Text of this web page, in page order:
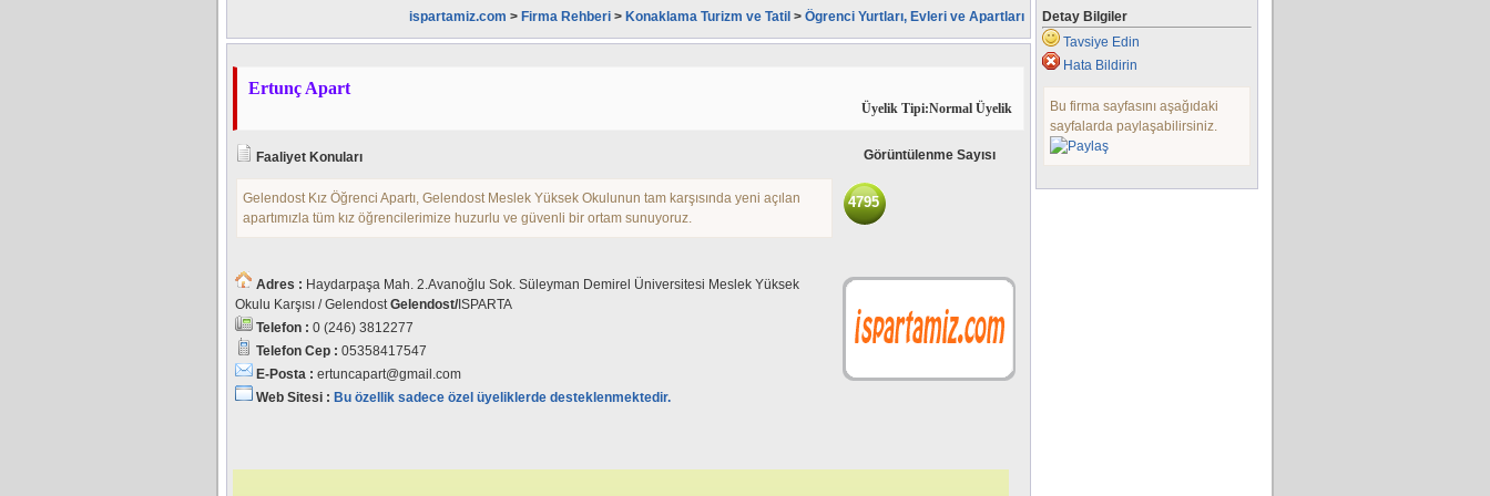
ispartamiz.com > Firma Rehberi > Konaklama Turizm ve Tatil > Ögrenci Yurtları, Evleri ve Apartları
Ertunç Apart
Üyelik Tipi:Normal Üyelik
Faaliyet Konuları
Gelendost Kız Öğrenci Apartı, Gelendost Meslek Yüksek Okulunun tam karşısında yeni açılan
apartımızla tüm kız öğrencilerimize huzurlu ve güvenli bir ortam sunuyoruz.
Görüntülenme Sayısı
4795
Adres : Haydarpaşa Mah. 2.Avanoğlu Sok. Süleyman Demirel Üniversitesi Meslek Yüksek
Okulu Karşısı / GelendostGelendost/ ISPARTA
Telefon : 0 (246) 3812277
Telefon Cep : 05358417547
E-Posta : ertuncapart@gmail.com
Web Sitesi : Bu özellik sadece özel üyeliklerde desteklenmektedir.
Detay Bilgiler
Tavsiye Edin
Hata Bildirin
Bu firma sayfasını aşağıdaki
sayfalarda paylaşabilirsiniz.